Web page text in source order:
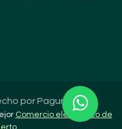
por Paguro
Comercio electrónico de